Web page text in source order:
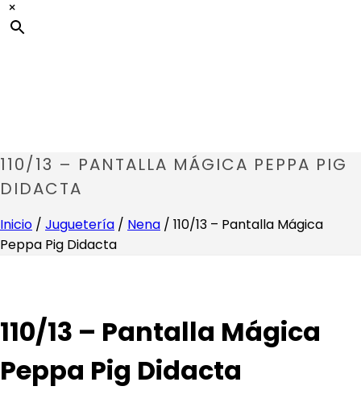
×
110/13 – PANTALLA MÁGICA PEPPA PIG
DIDACTA
Inicio / Juguetería / Nena / 110/13 – Pantalla Mágica
Peppa Pig Didacta
110/13 – Pantalla Mágica
Peppa Pig Didacta